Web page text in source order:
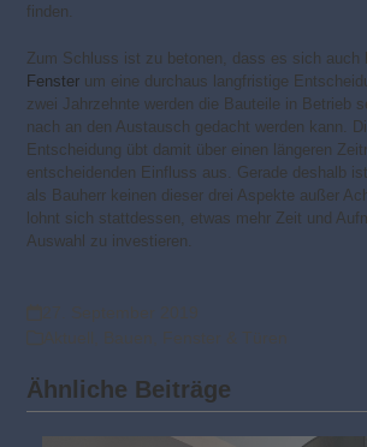
finden.
Zum Schluss ist zu betonen, dass es sich auch
Fenster um eine durchaus langfristige
zwei Jahrzehnte werden die Bauteile in Betrieb
nach an den Austausch gedacht werden kann.
Entscheidung übt damit über einen längeren
entscheidenden Einfluss aus. Gerade deshalb
als Bauherr keinen dieser drei Aspekte außer
lohnt sich stattdessen, etwas mehr Zeit und
Auswahl zu investieren.
Ähnliche Beiträge